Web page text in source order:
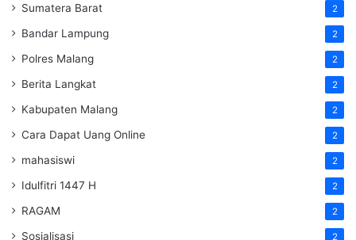
Sumatera Barat 2
Bandar Lampung 2
Polres Malang 2
Berita Langkat 2
Kabupaten Malang 2
Cara Dapat Uang Online 2
mahasiswi 2
Idulfitri 1447 H 2
RAGAM 2
Sosialisasi 2